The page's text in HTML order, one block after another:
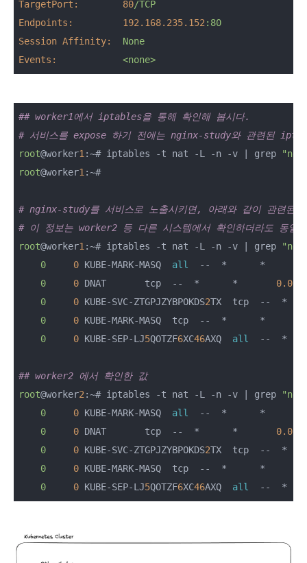
TargetPort: 80/TCP
Endpoints:
192.168.235.152 :80
Session Affinity:
None
Events:
<none>
## worker1에서 iptables을 통해 확인해 봅시다.
# 서비스를 expose 하기 전에는 nginx-study와 관련된
root@worker1 :~# iptables -t nat -L -n -v | grep
root@worker1 :~#
# nginx-study를 서비스로 노출시키면, 아래와 같이 관련된
# 이 정보는 worker2 등 다른 시스템에서 확인하더라도 동일
root@worker1 :~# iptables -t nat -L -n -v | grep
0
0 KUBE-MARK-MASQ all
  --  *      *
0
0 DNAT       tcp  --  *      *
0
0 KUBE-SVC-ZTGPJZYBPOKDS2TX  tcp  --
0
0 KUBE-MARK-MASQ  tcp  --  *      *      !
0
0 KUBE-SEP-LJ5QOTZF6XC46AXQ all
--
## worker2 에서 확인한 값
root@worker2 :~# iptables -t nat -L -n -v | grep
0
0 KUBE-MARK-MASQ all
  --  *      *
0
0 DNAT       tcp  --  *      *
0
0 KUBE-SVC-ZTGPJZYBPOKDS2TX  tcp  --
0
0 KUBE-MARK-MASQ  tcp  --  *      *      !
0
0 KUBE-SEP-LJ5QOTZF6XC46AXQ all
--